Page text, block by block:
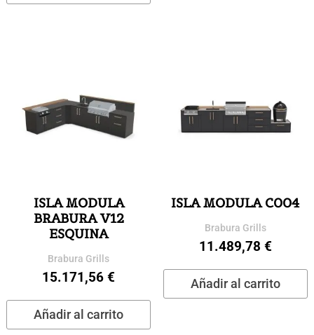
ISLA MODULA
BRABURA V12
ESQUINA
Brabura Grills
15.171,56€
Añadir al carrito
ISLA MODULA C004
Brabura Grills
11.489,78 €
Añadir al carrito